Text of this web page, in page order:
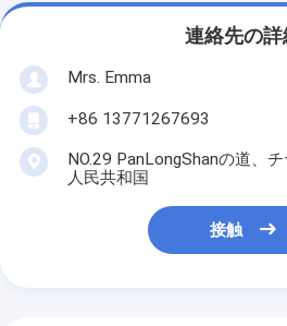
連絡先の詳
Mrs. Emma
+86 13771267693
NO.29 PanLongShanの道、
人民共和国
接触